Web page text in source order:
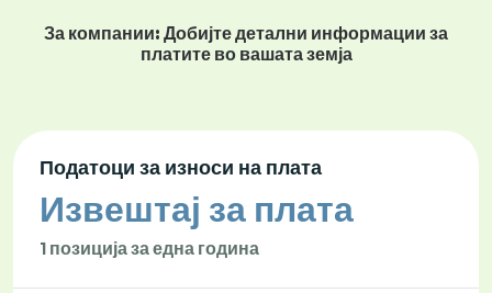
За компании: Добијте детални информации за
платите во вашата земја
Податоци за износи на плата
Извештај за плата
1 позиција за една година